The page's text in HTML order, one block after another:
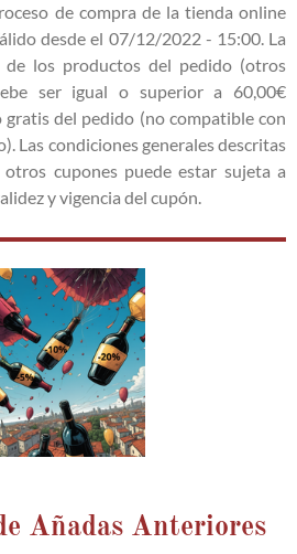
de compra de la tienda online
desde el 07/12/2022 - 15:00. La
los productos del pedido (otros
ser igual o superior a 60,00€
gratis del pedido (no compatible con
Las condiciones generales descritas
cupones puede estar sujeta a
y vigencia del cupón.
Añadas Anteriores